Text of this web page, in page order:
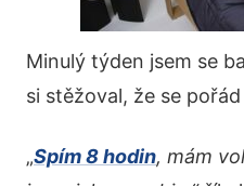
Minulý týden jsem se
si stěžoval, že se
„Spím 8 hodin, mám